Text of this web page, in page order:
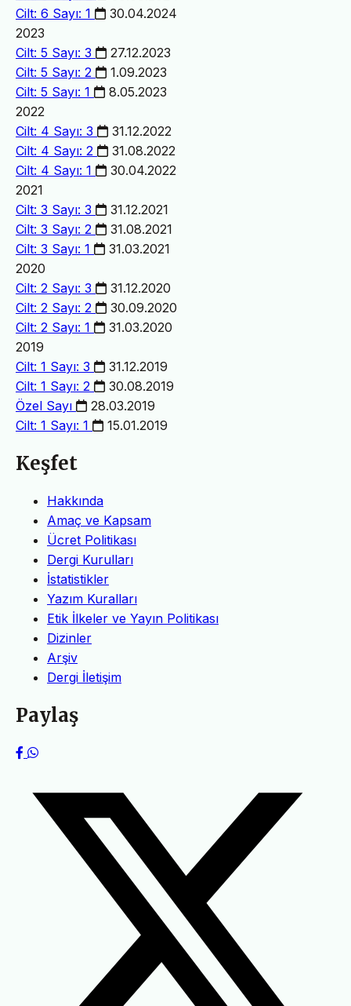
Cilt: 6 Sayı: 1
30.04.2024
2023
Cilt: 5 Sayı: 3
27.12.2023
Cilt: 5 Sayı: 2
1.09.2023
Cilt: 5 Sayı: 1
8.05.2023
2022
Cilt: 4 Sayı: 3
31.12.2022
Cilt: 4 Sayı: 2
31.08.2022
Cilt: 4 Sayı: 1
30.04.2022
2021
Cilt: 3 Sayı: 3
31.12.2021
Cilt: 3 Sayı: 2
31.08.2021
Cilt: 3 Sayı: 1
31.03.2021
2020
Cilt: 2 Sayı: 3
31.12.2020
Cilt: 2 Sayı: 2
30.09.2020
Cilt: 2 Sayı: 1
31.03.2020
2019
Cilt: 1 Sayı: 3
31.12.2019
Cilt: 1 Sayı: 2
30.08.2019
Özel Sayı
28.03.2019
Cilt: 1 Sayı: 1
15.01.2019
Keşfet
Hakkında
Amaç ve Kapsam
Ücret Politikası
Dergi Kurulları
İstatistikler
Yazım Kuralları
Etik İlkeler ve Yayın Politikası
Dizinler
Arşiv
Dergi İletişim
Paylaş